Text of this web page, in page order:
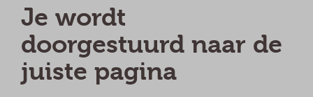
Je wordt
doorgestuurd naar de
juiste pagina